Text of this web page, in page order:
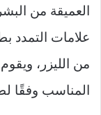
العميقة من
علامات التمدد
من الليزر،
المناسب وفقًا